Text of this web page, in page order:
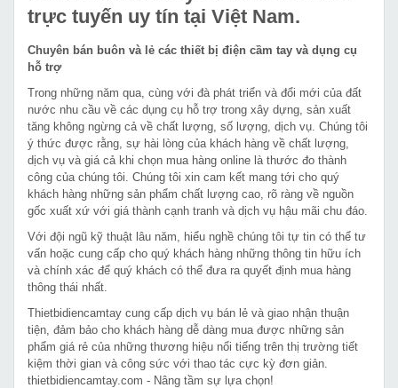
trực tuyến uy tín tại Việt Nam.
Chuyên bán buôn và lẻ các thiết bị điện cầm tay và dụng cụ
hỗ trợ
Trong những năm qua, cùng với đà phát triển và đổi mới của đất
nước nhu cầu về các dụng cụ hỗ trợ trong xây dựng, sản xuất
tăng không ngừng cả về chất lượng, số lượng, dịch vụ. Chúng tôi
ý thức được rằng, sự hài lòng của khách hàng về chất lượng,
dịch vụ và giá cả khi chọn mua hàng online là thước đo thành
công của chúng tôi. Chúng tôi xin cam kết mang tới cho quý
khách hàng những sản phẩm chất lượng cao, rõ ràng về nguồn
gốc xuất xứ với giá thành cạnh tranh và dịch vụ hậu mãi chu đáo.
Với đội ngũ kỹ thuật lâu năm, hiểu nghề chúng tôi tự tin có thể tư
vấn hoặc cung cấp cho quý khách hàng những thông tin hữu ích
và chính xác để quý khách có thể đưa ra quyết định mua hàng
thông thái nhất.
Thietbidiencamtay cung cấp dịch vụ bán lẻ và giao nhận thuận
tiện, đảm bảo cho khách hàng dễ dàng mua được những sản
phẩm giá rẻ của những thương hiệu nổi tiếng trên thị trường tiết
kiệm thời gian và công sức với thao tác cực kỳ đơn giản.
thietbidiencamtay.com - Nâng tầm sự lựa chọn!